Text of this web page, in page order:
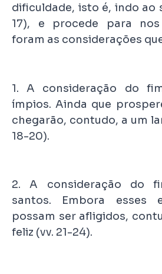
dificuldade, isto é, indo ao
17), e procede para
foram as considerações
1. A consideração do
ímpios. Ainda que
chegarão, contudo, a um
18-20).
2. A consideração do
santos. Embora esses
possam ser afligidos,
feliz (vv. 21-24).